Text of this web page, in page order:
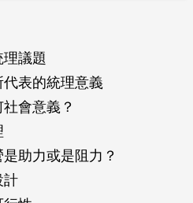
議題
表的統理意義
會意義？
助力或是阻力？
計